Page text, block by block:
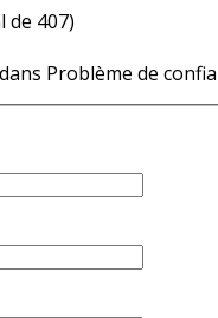
de 407)
Problème de